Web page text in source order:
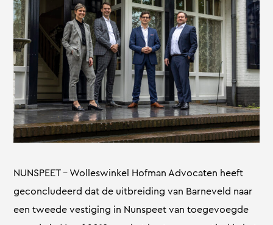
NUNSPEET – Wolleswinkel Hofman Advocaten heeft
geconcludeerd dat de uitbreiding van Barneveld naar
een tweede vestiging in Nunspeet van toegevoegde